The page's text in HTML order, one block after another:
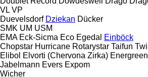
VL VP
Duevelsdorf Dziekan Dücker
SMK UM USM
EMA Eck-Sicma Eco Egedal
Einböck
Chopstar Hurricane Rotarystar Taifun
Elibol Elvorti (Chervona Zirka) Energreen
Jabelmann Evers Expom
Wicher